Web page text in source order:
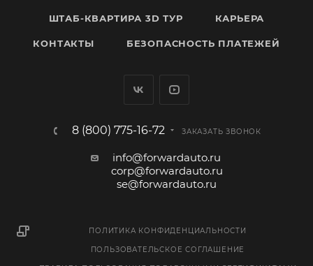
ШТАБ-КВАРТИРА 3D ТУР КАРЬЕРА
КОНТАКТЫ БЕЗОПАСНОСТЬ ПЛАТЕЖЕЙ
8 (800) 775-16-72 ЗАКАЗАТЬ ЗВОНОК
info@forwardauto.ru
corp@forwardauto.ru
se@forwardauto.ru
ПОЛИТИКА КОНФИДЕНЦИАЛЬНОСТИ
ПОЛЬЗОВАТЕЛЬСКОЕ СОГЛАШЕНИЕ